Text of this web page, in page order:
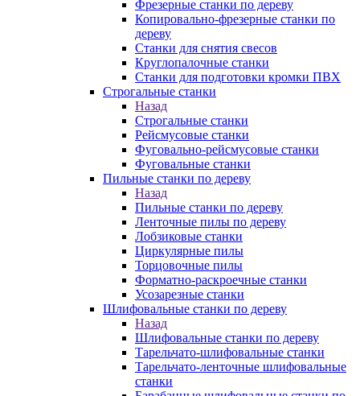
Фрезерные станки по дереву
Копировально-фрезерные станки по
дереву
Станки для снятия свесов
Круглопалочные станки
Станки для подготовки кромки ПВХ
Строгальные станки
Назад
Строгальные станки
Рейсмусовые станки
Фуговально-рейсмусовые станки
Фуговальные станки
Пильные станки по дереву
Назад
Пильные станки по дереву
Ленточные пилы по дереву
Лобзиковые станки
Циркулярные пилы
Торцовочные пилы
Форматно-раскроечные станки
Усозарезные станки
Шлифовальные станки по дереву
Назад
Шлифовальные станки по дереву
Тарельчато-шлифовальные станки
Тарельчато-ленточные шлифовальные
станки